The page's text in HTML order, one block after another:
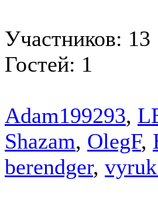
Участников: 13
Гостей: 1
Adam199293,
Shazam, OlegF,
berendger,